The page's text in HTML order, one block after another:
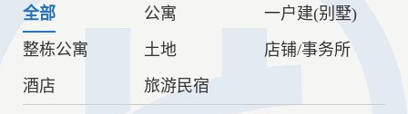
全部 公寓
一户建(别墅)
整栋公寓
土地
店铺/事务所
酒店
旅游民宿